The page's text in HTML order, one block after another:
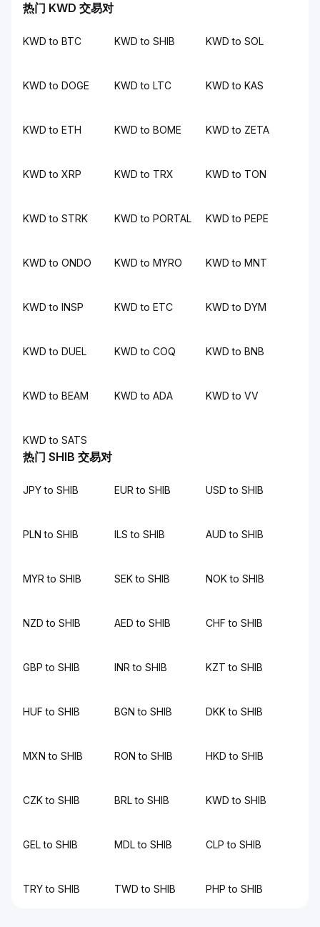
热门 KWD 交易对
KWD to BTC KWD to SHIB KWD to SOL
KWD to DOGE KWD to LTC KWD to KAS
KWD to ETH KWD to BOME KWD to ZETA
KWD to XRP KWD to TRX KWD to TON
KWD to STRK KWD to PORTAL KWD to PEPE
KWD to ONDO KWD to MYRO KWD to MNT
KWD to INSP KWD to ETC KWD to DYM
KWD to DUEL KWD to COQ KWD to BNB
KWD to BEAM KWD to ADA KWD to VV
KWD to SATS
热门 SHIB 交易对
JPY to SHIB EUR to SHIB USD to SHIB
PLN to SHIB ILS to SHIB AUD to SHIB
MYR to SHIB SEK to SHIB NOK to SHIB
NZD to SHIB AED to SHIB CHF to SHIB
GBP to SHIB INR to SHIB KZT to SHIB
HUF to SHIB BGN to SHIB DKK to SHIB
MXN to SHIB RON to SHIB HKD to SHIB
CZK to SHIB BRL to SHIB KWD to SHIB
GEL to SHIB MDL to SHIB CLP to SHIB
TRY to SHIB TWD to SHIB PHP to SHIB